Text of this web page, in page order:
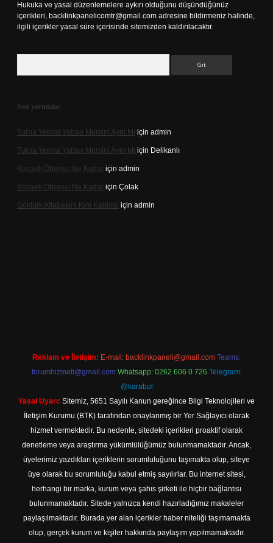
Hukuka ve yasal düzenlemelere aykırı olduğunu düşündüğünüz
içerikleri, backlinkpanelicomtr@gmail.com adresine bildirmeniz halinde,
ilgili içerikler yasal süre içerisinde sitemizden kaldırılacaktır.
Son yorumlar
Turna Yemisi Yaban Mersini Aynı Mı için admin
Turna Yemisi Yaban Mersini Aynı Mı için Delikanlı
Kocaeli Öğrenci Ne Kadar için admin
Kocaeli Öğrenci Ne Kadar için Çolak
Göktürk Alfabesini Kim Kaldırdı için admin
Reklam ve İletişim: E-mail: backlinkpaneli@gmail.com Teams:
forumhizmeti@gmail.com Whatsapp: 0262 606 0 726 Telegram:
@karabul
Yasal Uyarı: Sitemiz, 5651 Sayılı Kanun gereğince Bilgi Teknolojileri ve
İletişim Kurumu (BTK) tarafından onaylanmış bir Yer Sağlayıcı olarak
hizmet vermektedir. Bu nedenle, sitedeki içerikleri proaktif olarak
denetleme veya araştırma yükümlülüğümüz bulunmamaktadır. Ancak,
üyelerimiz yazdıkları içeriklerin sorumluluğunu taşımakta olup, siteye
üye olarak bu sorumluluğu kabul etmiş sayılırlar. Bu internet sitesi,
herhangi bir marka, kurum veya şahıs şirketi ile hiçbir bağlantısı
bulunmamaktadır. Sitede yalnızca kendi hazırladığımız makaleler
paylaşılmaktadır. Burada yer alan içerikler haber niteliği taşımamakta
olup, gerçek kurum ve kişiler hakkında paylaşım yapılmamaktadır.